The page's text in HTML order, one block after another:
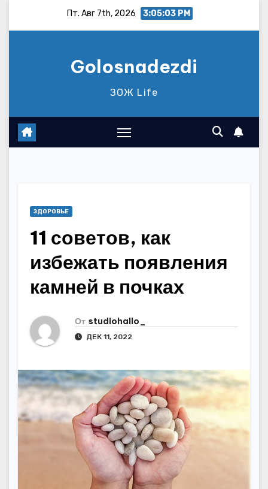
Пт. Авг 7th, 2026 3:05:04 PM
Golosnadezdi
ЗОЖ Life
ЗДОРОВЬЕ
11 советов, как
избежать появления
камней в почках
От studiohallo_
ДЕК 11, 2022